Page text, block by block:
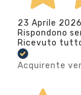
23 Aprile 2026
Rispondono
Ricevuto
Acquirente